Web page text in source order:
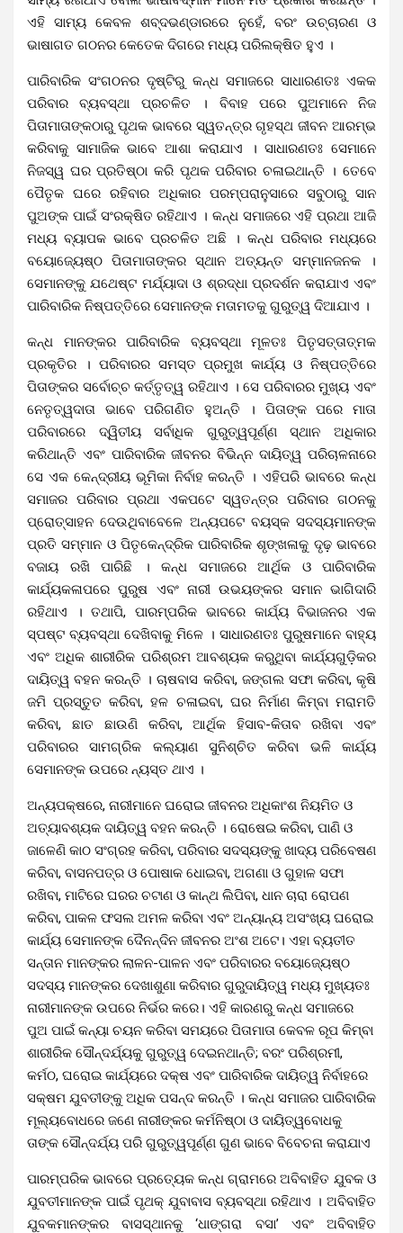
ଏହି ସାମ୍ୟ କେବଳ ଶବ୍ଦଭଣ୍ଡାରରେ ନୁହେଁ, ବରଂ ଉଚ୍ଚାରଣ ଓ
ଭାଷାଗତ ଗଠନର କେତେକ ଦିଗରେ ମଧ୍ୟ ପରିଲକ୍ଷିତ ହୁଏ ।
ପାରିବାରିକ ସଂଗଠନର ଦୃଷ୍ଟିରୁ କନ୍ଧ ସମାଜରେ ସାଧାରଣତଃ ଏକକ
ପରିବାର ବ୍ୟବସ୍ଥା ପ୍ରଚଳିତ । ବିବାହ ପରେ ପୁଅମାନେ ନିଜ
ପିତାମାତାଙ୍କଠାରୁ ପୃଥକ ଭାବରେ ସ୍ୱତନ୍ତ୍ର ଗୃହସ୍ଥ ଜୀବନ ଆରମ୍ଭ
କରିବାକୁ ସାମାଜିକ ଭାବେ ଆଶା କରାଯାଏ । ସାଧାରଣତଃ ସେମାନେ
ନିଜସ୍ୱ ଘର ପ୍ରତିଷ୍ଠା କରି ପୃଥକ ପରିବାର ଚଳାଇଥାନ୍ତି । ତେବେ
ପୈତୃକ ଘରେ ରହିବାର ଅଧିକାର ପରମ୍ପରାନୁସାରେ ସବୁଠାରୁ ସାନ
ପୁଅଙ୍କ ପାଇଁ ସଂରକ୍ଷିତ ରହିଥାଏ । କନ୍ଧ ସମାଜରେ ଏହି ପ୍ରଥା ଆଜି
ମଧ୍ୟ ବ୍ୟାପକ ଭାବେ ପ୍ରଚଳିତ ଅଛି । କନ୍ଧ ପରିବାର ମଧ୍ୟରେ
ବୟୋଜ୍ୟେଷ୍ଠ ପିତାମାତାଙ୍କର ସ୍ଥାନ ଅତ୍ୟନ୍ତ ସମ୍ମାନଜନକ ।
ସେମାନଙ୍କୁ ଯଥେଷ୍ଟ ମର୍ଯ୍ୟାଦା ଓ ଶ୍ରଦ୍ଧା ପ୍ରଦର୍ଶନ କରାଯାଏ ଏବଂ
ପାରିବାରିକ ନିଷ୍ପତ୍ତିରେ ସେମାନଙ୍କ ମତାମତକୁ ଗୁରୁତ୍ୱ ଦିଆଯାଏ ।
କନ୍ଧ ମାନଙ୍କର ପାରିବାରିକ ବ୍ୟବସ୍ଥା ମୂଳତଃ ପିତୃସତ୍ତାତ୍ମକ
ପ୍ରକୃତିର । ପରିବାରର ସମସ୍ତ ପ୍ରମୁଖ କାର୍ଯ୍ୟ ଓ ନିଷ୍ପତ୍ତିରେ
ପିତାଙ୍କର ସର୍ବୋଚ୍ଚ କର୍ତ୍ତୃତ୍ୱ ରହିଥାଏ । ସେ ପରିବାରର ମୁଖ୍ୟ ଏବଂ
ନେତୃତ୍ୱଦାତା ଭାବେ ପରିଗଣିତ ହୁଅନ୍ତି । ପିତାଙ୍କ ପରେ ମାତା
ପରିବାରରେ ଦ୍ୱିତୀୟ ସର୍ବାଧିକ ଗୁରୁତ୍ୱପୂର୍ଣ୍ଣ ସ୍ଥାନ ଅଧିକାର
କରିଥାନ୍ତି ଏବଂ ପାରିବାରିକ ଜୀବନର ବିଭିନ୍ନ ଦାୟିତ୍ୱ ପରିଚାଳନାରେ
ସେ ଏକ କେନ୍ଦ୍ରୀୟ ଭୂମିକା ନିର୍ବାହ କରନ୍ତି । ଏହିପରି ଭାବରେ କନ୍ଧ
ସମାଜର ପରିବାର ପ୍ରଥା ଏକପଟେ ସ୍ୱତନ୍ତ୍ର ପରିବାର ଗଠନକୁ
ପ୍ରୋତ୍ସାହନ ଦେଉଥିବାବେଳେ ଅନ୍ୟପଟେ ବୟସ୍କ ସଦସ୍ୟମାନଙ୍କ
ପ୍ରତି ସମ୍ମାନ ଓ ପିତୃକେନ୍ଦ୍ରିକ ପାରିବାରିକ ଶୃଙ୍ଖଳାକୁ ଦୃଢ଼ ଭାବରେ
ବଜାୟ ରଖି ପାରିଛି । କନ୍ଧ ସମାଜରେ ଆର୍ଥିକ ଓ ପାରିବାରିକ
କାର୍ଯ୍ୟକଳାପରେ ପୁରୁଷ ଏବଂ ନାରୀ ଉଭୟଙ୍କର ସମାନ ଭାଗିଦାରି
ରହିଥାଏ । ତଥାପି, ପାରମ୍ପରିକ ଭାବରେ କାର୍ଯ୍ୟ ବିଭାଜନର ଏକ
ସ୍ପଷ୍ଟ ବ୍ୟବସ୍ଥା ଦେଖିବାକୁ ମିଳେ । ସାଧାରଣତଃ ପୁରୁଷମାନେ ବାହ୍ୟ
ଏବଂ ଅଧିକ ଶାରୀରିକ ପରିଶ୍ରମ ଆବଶ୍ୟକ କରୁଥିବା କାର୍ଯ୍ୟଗୁଡ଼ିକର
ଦାୟିତ୍ୱ ବହନ କରନ୍ତି । ଚାଷବାସ କରିବା, ଜଙ୍ଗଲ ସଫା କରିବା, କୃଷି
ଜମି ପ୍ରସ୍ତୁତ କରିବା, ହଳ ଚଳାଇବା, ଘର ନିର୍ମାଣ କିମ୍ବା ମରାମତି
କରିବା, ଛାତ ଛାଉଣି କରିବା, ଆର୍ଥିକ ହିସାବ-କିତାବ ରଖିବା ଏବଂ
ପରିବାରର ସାମଗ୍ରିକ କଲ୍ୟାଣ ସୁନିଶ୍ଚିତ କରିବା ଭଳି କାର୍ଯ୍ୟ
ସେମାନଙ୍କ ଉପରେ ନ୍ୟସ୍ତ ଥାଏ ।
ଅନ୍ୟପକ୍ଷରେ, ନାରୀମାନେ ଘରୋଇ ଜୀବନର ଅଧିକାଂଶ ନିୟମିତ ଓ
ଅତ୍ୟାବଶ୍ୟକ ଦାୟିତ୍ୱ ବହନ କରନ୍ତି । ରୋଷେଇ କରିବା, ପାଣି ଓ
ଜାଳେଣି କାଠ ସଂଗ୍ରହ କରିବା, ପରିବାର ସଦସ୍ୟଙ୍କୁ ଖାଦ୍ୟ ପରିବେଷଣ
କରିବା, ବାସନପତ୍ର ଓ ପୋଷାକ ଧୋଇବା, ଅଗଣା ଓ ଗୁହାଳ ସଫା
ରଖିବା, ମାଟିରେ ଘରର ଚଟାଣ ଓ କାନ୍ଥ ଲିପିବା, ଧାନ ଚାରା ରୋପଣ
କରିବା, ପାକଳ ଫସଲ ଅମଳ କରିବା ଏବଂ ଅନ୍ୟାନ୍ୟ ଅସଂଖ୍ୟ ଘରୋଇ
କାର୍ଯ୍ୟ ସେମାନଙ୍କ ଦୈନନ୍ଦିନ ଜୀବନର ଅଂଶ ଅଟେ। ଏହା ବ୍ୟତୀତ
ସନ୍ତାନ ମାନଙ୍କର ଲାଳନ-ପାଳନ ଏବଂ ପରିବାରର ବୟୋଜ୍ୟେଷ୍ଠ
ସଦସ୍ୟ ମାନଙ୍କର ଦେଖାଶୁଣା କରିବାର ଗୁରୁଦାୟିତ୍ୱ ମଧ୍ୟ ମୁଖ୍ୟତଃ
ନାରୀମାନଙ୍କ ଉପରେ ନିର୍ଭର କରେ। ଏହି କାରଣରୁ କନ୍ଧ ସମାଜରେ
ପୁଅ ପାଇଁ କନ୍ୟା ଚୟନ କରିବା ସମୟରେ ପିତାମାତା କେବଳ ରୂପ କିମ୍ବା
ଶାରୀରିକ ସୌନ୍ଦର୍ଯ୍ୟକୁ ଗୁରୁତ୍ୱ ଦେଇନଥାନ୍ତି; ବରଂ ପରିଶ୍ରମୀ,
କର୍ମଠ, ଘରୋଇ କାର୍ଯ୍ୟରେ ଦକ୍ଷ ଏବଂ ପାରିବାରିକ ଦାୟିତ୍ୱ ନିର୍ବାହରେ
ସକ୍ଷମ ଯୁବତୀଙ୍କୁ ଅଧିକ ପସନ୍ଦ କରନ୍ତି । କନ୍ଧ ସମାଜର ପାରିବାରିକ
ମୂଲ୍ୟବୋଧରେ ଜଣେ ନାରୀଙ୍କର କର୍ମନିଷ୍ଠା ଓ ଦାୟିତ୍ୱବୋଧକୁ
ତାଙ୍କ ସୌନ୍ଦର୍ଯ୍ୟ ପରି ଗୁରୁତ୍ୱପୂର୍ଣ୍ଣ ଗୁଣ ଭାବେ ବିବେଚନା କରାଯାଏ
ପାରମ୍ପରିକ ଭାବରେ ପ୍ରତ୍ୟେକ କନ୍ଧ ଗ୍ରାମରେ ଅବିବାହିତ ଯୁବକ ଓ
ଯୁବତୀମାନଙ୍କ ପାଇଁ ପୃଥକ୍ ଯୁବାବାସ ବ୍ୟବସ୍ଥା ରହିଥାଏ । ଅବିବାହିତ
ଯୁବକମାନଙ୍କର ବାସସ୍ଥାନକୁ ‘ଧାଙ୍ଗରା ବସା’ ଏବଂ ଅବିବାହିତ